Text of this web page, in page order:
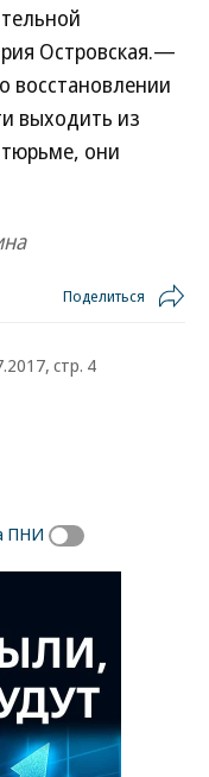
Островская.—
восстановлении
выходить из
они
Поделиться
стр. 4
ПНИ